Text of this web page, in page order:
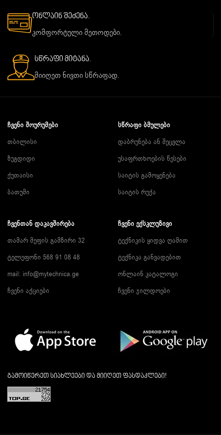
ონლაინ შეძენა.
კომფორტული მეთოდები.
სწრაფი მიტანა.
მიიღეთ ნივთი სწრაფად.
ᲩᲕᲔᲜᲘ ᲨᲝᲣᲠᲣᲛᲔᲑᲘ
თბილისი
ზუგდიდი
ქუთაისი
ბათუმი
ᲡᲬᲠᲐᲤᲘ ᲑᲛᲣᲚᲔᲑᲘ
დაბრუნება ან შეცვლა
უსაფრთხოების წესები
საიტის გამოყენება
საიტის რუქა
ᲩᲕᲔᲜᲗᲐᲜ ᲓᲐᲙᲐᲕᲨᲘᲠᲔᲑᲐ
თამარ მეფის გამზირი 32
ტელეფონი 568 91 08 48
mail: info@mytechnica.ge
ჩვენი აქციები
ᲩᲕᲔᲜᲘ ᲔᲥᲡᲙᲚᲣᲖᲘᲕᲘ
ტექნიკის ყიდვა ღამით
ტექნიკა განვადებით
ონლაინ კატალოგი
ჩვენი ჯილდოები
გამოიწერეთ სიახლეები და მიიღეთ ფასდაკლები!